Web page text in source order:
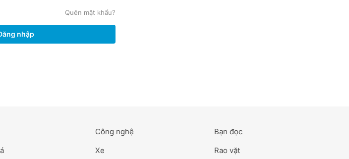
Quên mật khẩu?
nhập
Công nghệ
Xe
Bạn đọc
Rao vặt